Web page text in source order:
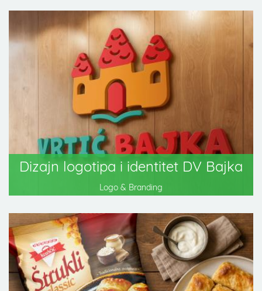
Dizajn logotipa i identitet DV Bajka
Logo & Branding